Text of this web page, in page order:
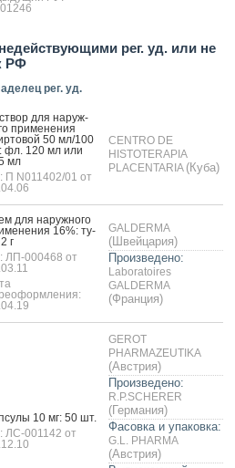
рег. уд. или не
РФ
рег. уд.
для на­руж­
при­мене­ния
50 мл/100
фл. 120 мл или
мл
П N011402/01 от
CENTRO DE
HISTOTERAPIA
PLACENTARIA (Куба)
для на­руж­но­го
16%: ту­
г
ЛП-000468 от
GALDERMA
(Швейцария)
Произведено:
Laboratoires
GALDERMA
(Франция)
10 мг: 50 шт.
ЛС-001142 от
GEROT
PHARMAZEUTIKA
(Австрия)
Произведено:
R.P.SCHERER
(Германия)
Фасовка и упаковка:
G.L. PHARMA
(Австрия)